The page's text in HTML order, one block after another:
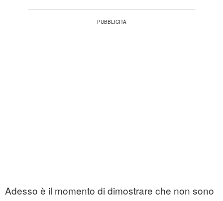
Adesso è il momento di dimostrare che non sono